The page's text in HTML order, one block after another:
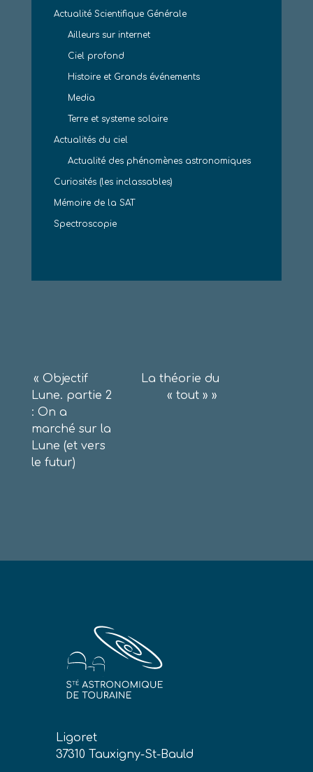
Actualité Scientifique Générale
Ailleurs sur internet
Ciel profond
Histoire et Grands événements
Media
Terre et systeme solaire
Actualités du ciel
Actualité des phénomènes astronomiques
Curiosités (les inclassables)
Mémoire de la SAT
Spectroscopie
Navigation
de
l’article
« Objectif
Lune. partie 2
: On a
marché sur la
Lune (et vers
le futur)
La théorie du
« tout » »
Ligoret
37310 Tauxigny-St-Bauld